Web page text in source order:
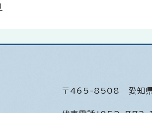
〒465-8508 愛知